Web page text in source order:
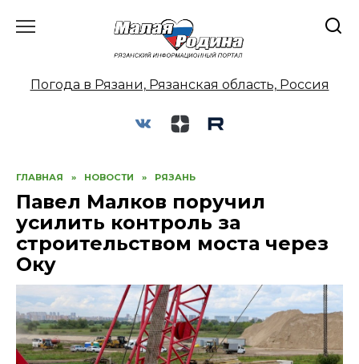
Погода в Рязани, Рязанская область, Россия
ГЛАВНАЯ » НОВОСТИ » РЯЗАНЬ
Павел Малков поручил
усилить контроль за
строительством моста через
Оку